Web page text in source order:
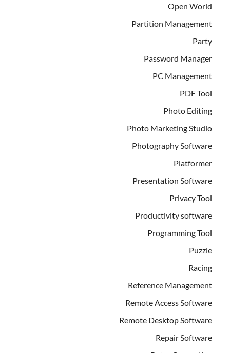
Open World
Partition Management
Party
Password Manager
PC Management
PDF Tool
Photo Editing
Photo Marketing Studio
Photography Software
Platformer
Presentation Software
Privacy Tool
Productivity software
Programming Tool
Puzzle
Racing
Reference Management
Remote Access Software
Remote Desktop Software
Repair Software